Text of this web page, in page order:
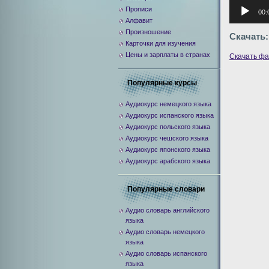
Аудиоплеер
Скачать:
Скачать
Прописи
Алфавит
Произношение
Карточки для изучения
Цены и зарплаты в странах
Популярные курсы
Аудиокурс немецкого языка
Аудиокурс испанского языка
Аудиокурс польского языка
Аудиокурс чешского языка
Аудиокурс японского языка
Аудиокурс арабского языка
Популярные словари
Аудио словарь английского
языка
Аудио словарь немецкого
языка
Аудио словарь испанского
языка